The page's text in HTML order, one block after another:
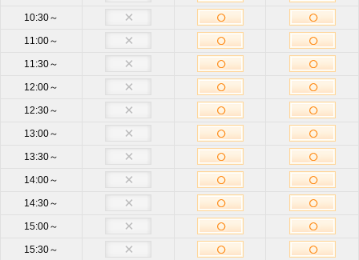
0120-52-8031
受付8:30～19:30（土日祝もOK）
サイズ 他のサイズも見学OK
来店日時
須
10:30～
11:00～
11:30～
12:00～
12:30～
13:00～
13:30～
14:00～
14:30～
15:00～
15:30～